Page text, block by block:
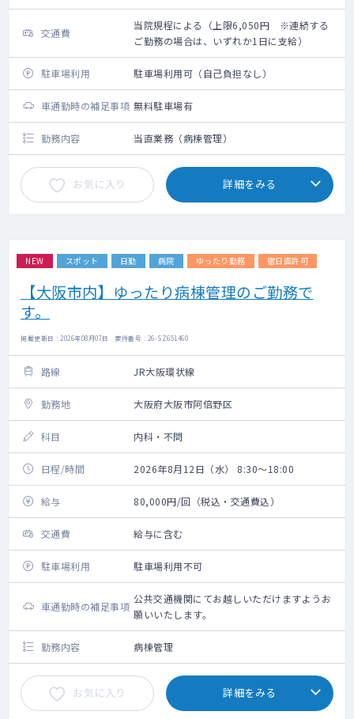
交通費
当院規程による（上限6,050円 ※連続する
ご勤務の場合は、いずれか1日に支給）
駐車場利用 駐車場利用可（自己負担なし）
車通勤時の補足事項 無料駐車場有
勤務内容 当直業務（病棟管理）
お気に入り 詳細をみる
NEW スポット 日勤 病院 ゆったり勤務 宿日直許可
【大阪市内】ゆったり病棟管理のご勤務で
す。
掲載更新日 : 2026年08月07日 案件番号 : 26-SZ651460
路線 JR大阪環状線
勤務地 大阪府大阪市阿倍野区
科目 内科・不問
日程/時間 2026年8月12日（水） 8:30～18:00
給与 80,000円/回（税込・交通費込）
交通費 給与に含む
駐車場利用 駐車場利用不可
車通勤時の補足事項
公共交通機関にてお越しいただけますようお
願いいたします。
勤務内容 病棟管理
お気に入り 詳細をみる